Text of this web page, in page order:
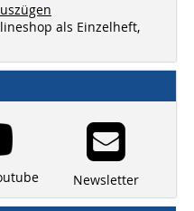
als Einzelheft,
Newsletter